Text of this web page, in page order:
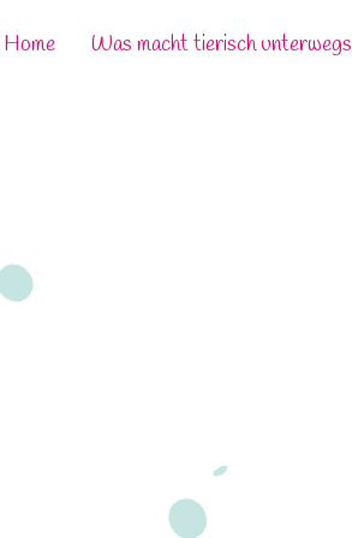
Home Was macht tierisch unterwegs